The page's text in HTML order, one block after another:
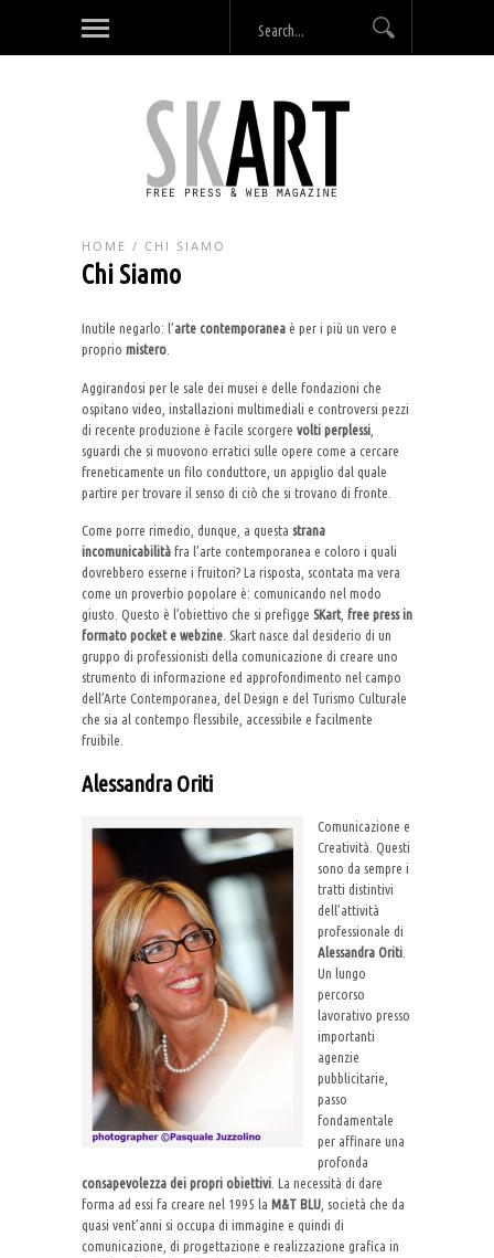
HOME / CHI SIAMO
Chi Siamo
Inutile negarlo: l’arte contemporanea è per i più un vero e
proprio mistero
Aggirandosi per le sale dei musei e delle fondazioni che
ospitano video, installazioni multimediali e controversi pezzi
di recente produzione è facile scorgere volti perplessi
sguardi che si muovono erratici sulle opere come a cercare
freneticamente un filo conduttore, un appiglio dal quale
partire per trovare il senso di ciò che si trovano di fronte.
Come porre rimedio, dunque, a questa strana
incomunicabilità fra l’arte contemporanea e coloro i quali
dovrebbero esserne i fruitori? La risposta, scontata ma vera
come un proverbio popolare è: comunicando nel modo
giusto. Questo è l’obiettivo che si prefigge SKart, free press in
formato pocket e webzine . Skart nasce dal desiderio di un
gruppo di professionisti della comunicazione di creare uno
strumento di informazione ed approfondimento nel campo
dell’Arte Contemporanea, del Design e del Turismo Culturale
che sia al contempo flessibile, accessibile e facilmente
fruibile.
Alessandra Oriti
Comunicazione e
Creatività. Questi
sono da sempre i
tratti distintivi
dell’attività
professionale di
Alessandra Oriti
Un lungo
percorso
lavorativo presso
importanti
agenzie
pubblicitarie,
passo
fondamentale
per affinare una
profonda
consapevolezza dei propri obiettivi . La necessità di dare
forma ad essi fa creare nel 1995 la M&T BLU , società che da
quasi vent’anni si occupa di immagine e quindi di
comunicazione, di progettazione e realizzazione grafica in